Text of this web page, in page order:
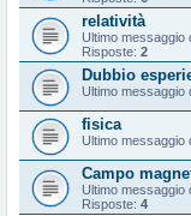
relatività
Ultimo messaggio
Risposte: 2
Dubbio
Ultimo messaggio
fisica
Ultimo messaggio
Campo
Ultimo messaggio
Risposte: 4